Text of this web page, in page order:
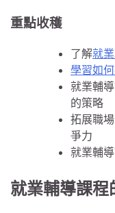
重點收穫
了解就
學習如
就業輔
的策略
拓展職
爭力
就業輔
就業輔導課程